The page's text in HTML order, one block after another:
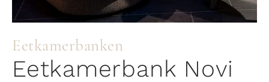
Eetkamerbanken
Eetkamerbank Novi